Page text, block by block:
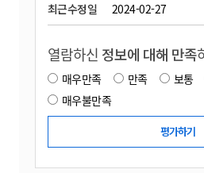
최근수정일 2024-02-27
열람하신 정보에 대해 만족
매우만족 만족 보통
매우불만족